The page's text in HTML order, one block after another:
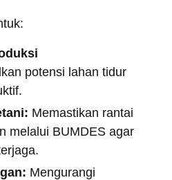
potensi lahan tidur
Memastikan rantai
melalui BUMDES agar
Mengurangi